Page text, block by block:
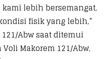
lebih bersemangat,
fisik yang lebih,”
Abw saat ditemui
Makorem 121/Abw,